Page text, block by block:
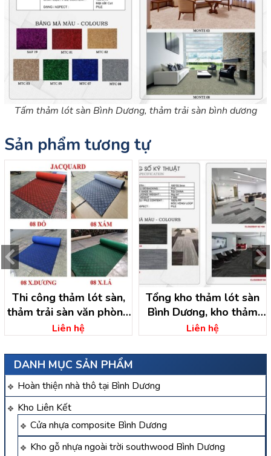
DANH MỤC SẢN PHẨM
Hoàn thiện nhà thô tại Bình Dương
Kho Liên Kết
Cửa nhựa composite Bình Dương
Kho gỗ nhựa ngoài trời southwood Bình Dương
Tấm thảm lót sàn Bình Dương, thảm trải sàn bình dương
Sản phẩm tương tự
Thi công thảm lót sàn,
thảm trải sàn văn phòng
bình dương
Liên hệ
Tổng kho thảm lót sàn
Bình Dương, kho thảm
bình dương
Liên hệ